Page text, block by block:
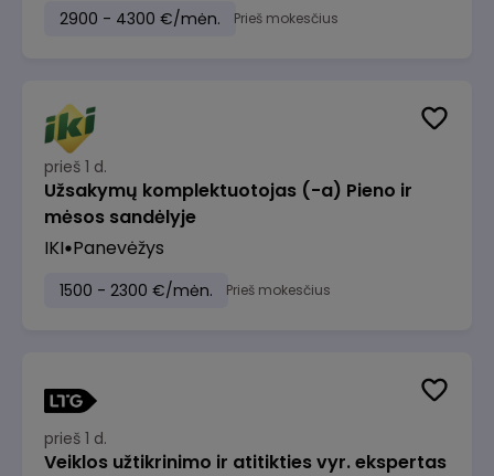
2900 - 4300 €/mėn. Prieš mokesčius
prieš 1 d.
Užsakymų komplektuotojas (-a) Pieno ir
mėsos sandėlyje
IKI Panevėžys
1500 - 2300 €/mėn. Prieš mokesčius
prieš 1 d.
Veiklos užtikrinimo ir atitikties vyr. ekspertas